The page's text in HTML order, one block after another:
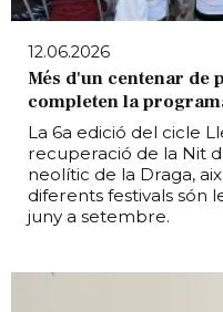
12.06.2026
Més d'un centenar de
completen la
La 6a edició del cicle
recuperació de la Nit
neolític de la Draga,
diferents festivals són
juny a setembre.